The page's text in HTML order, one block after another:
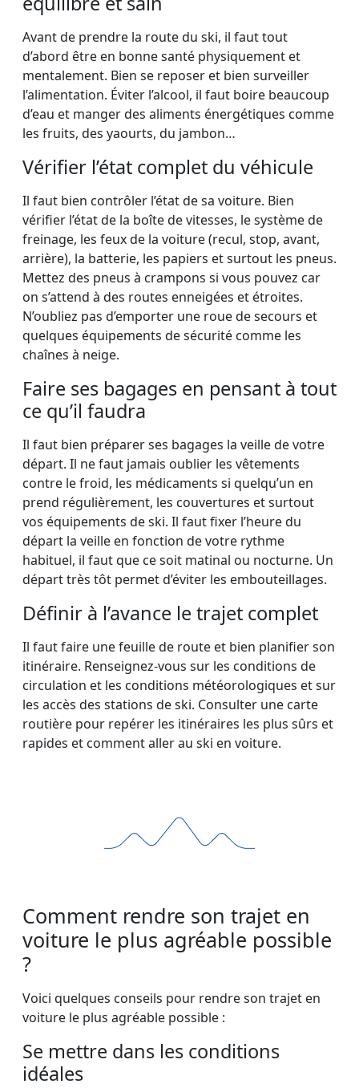
Avant de prendre la route du ski, il faut tout
d’abord être en bonne santé physiquement et
mentalement. Bien se reposer et bien surveiller
l’alimentation. Éviter l’alcool, il faut boire beaucoup
d’eau et manger des aliments énergétiques comme
les fruits, des yaourts, du jambon…
Vérifier l’état complet du véhicule
Il faut bien contrôler l’état de sa voiture. Bien
vérifier l’état de la boîte de vitesses, le système de
freinage, les feux de la voiture (recul, stop, avant,
arrière), la batterie, les papiers et surtout les pneus.
Mettez des pneus à crampons si vous pouvez car
on s’attend à des routes enneigées et étroites.
N’oubliez pas d’emporter une roue de secours et
quelques équipements de sécurité comme les
chaînes à neige.
Faire ses bagages en pensant à tout
ce qu’il faudra
Il faut bien préparer ses bagages la veille de votre
départ. Il ne faut jamais oublier les vêtements
contre le froid, les médicaments si quelqu’un en
prend régulièrement, les couvertures et surtout
vos équipements de ski. Il faut fixer l’heure du
départ la veille en fonction de votre rythme
habituel, il faut que ce soit matinal ou nocturne. Un
départ très tôt permet d’éviter les embouteillages.
Définir à l’avance le trajet complet
Il faut faire une feuille de route et bien planifier son
itinéraire. Renseignez-vous sur les conditions de
circulation et les conditions météorologiques et sur
les accès des stations de ski. Consulter une carte
routière pour repérer les itinéraires les plus sûrs et
rapides et comment aller au ski en voiture.
Comment rendre son trajet en
voiture le plus agréable possible
?
Voici quelques conseils pour rendre son trajet en
voiture le plus agréable possible :
Se mettre dans les conditions
idéales